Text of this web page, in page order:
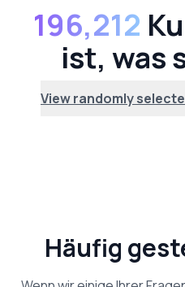
196,212
ist, was
View randomly
Häufig